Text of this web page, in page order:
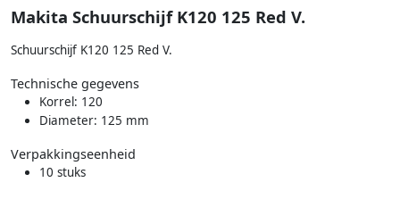
Makita Schuurschijf K120 125 Red V.
Schuurschijf K120 125 Red V.
Technische gegevens
Korrel: 120
Diameter: 125 mm
Verpakkingseenheid
10 stuks